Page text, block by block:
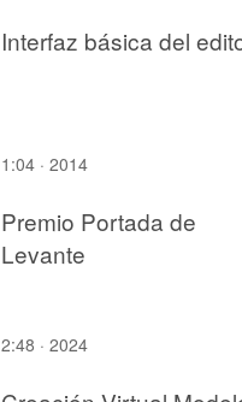
Interfaz básica del
1:04 · 2014
Premio Portada de
Levante
2:48 · 2024